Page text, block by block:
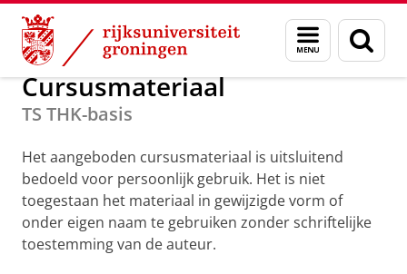
Skip
Content
Skip
Navigation
Menu
en
zoeken
Onderwijs Stralingsbescherming
Cursusmateriaal
TS THK-basis
Het aangeboden cursusmateriaal is uitsluitend
bedoeld voor persoonlijk gebruik. Het is niet
toegestaan het materiaal in gewijzigde vorm of
onder eigen naam te gebruiken zonder schriftelijke
toestemming van de auteur.